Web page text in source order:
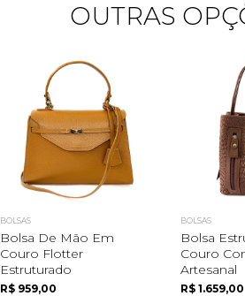
Quero
OUTRAS
BOLSAS
Bolsa De Mão Em
Couro Flotter
Estruturado
R$ 959,00
BOLSAS
Bolsa
Couro
Artesanal
R$ 1.659,00